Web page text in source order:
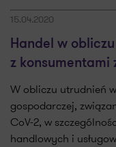
15.04.2020
Handel w
z konsumentami
W obliczu utrudnień
gospodarczej,
CoV-2, w
handlowych i